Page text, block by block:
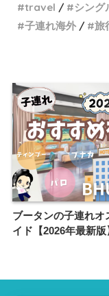
travel
シング
子連れ海外
旅
ブータンの子連れ
イド【2026年最新版